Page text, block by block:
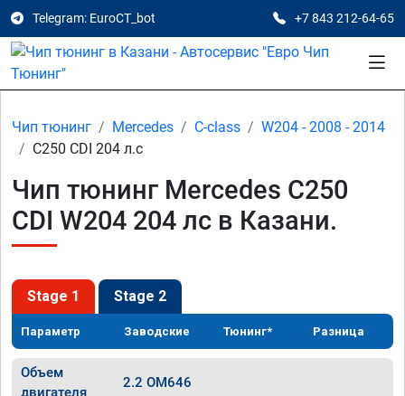
Telegram: EuroCT_bot +7 843 212-64-65
Чип тюнинг Mercedes C-class
W204 - 2008 - 2014
C250 CDI 204 л.с
Чип тюнинг Mercedes C250
CDI W204 204 лс в Казани.
Stage 1 Stage 2
Параметр Заводские Тюнинг* Разница
Объем
двигателя
2.2 OM646